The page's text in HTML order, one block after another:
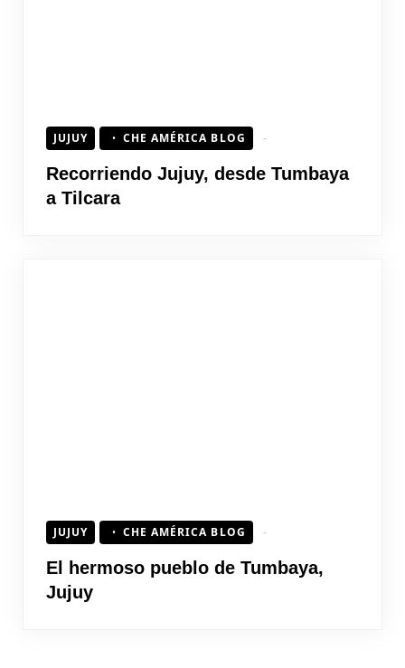
JUJUY CHE AMÉRICA BLOG
Recorriendo Jujuy, desde Tumbaya
a Tilcara
JUJUY CHE AMÉRICA BLOG
El hermoso pueblo de Tumbaya,
Jujuy